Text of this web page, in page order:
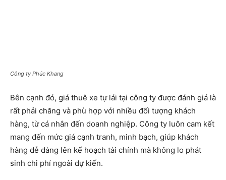
Công ty Phúc Khang
Bên cạnh đó, giá thuê xe tự lái tại công ty được đánh giá là
rất phải chăng và phù hợp với nhiều đối tượng khách
hàng, từ cá nhân đến doanh nghiệp. Công ty luôn cam kết
mang đến mức giá cạnh tranh, minh bạch, giúp khách
hàng dễ dàng lên kế hoạch tài chính mà không lo phát
sinh chi phí ngoài dự kiến.